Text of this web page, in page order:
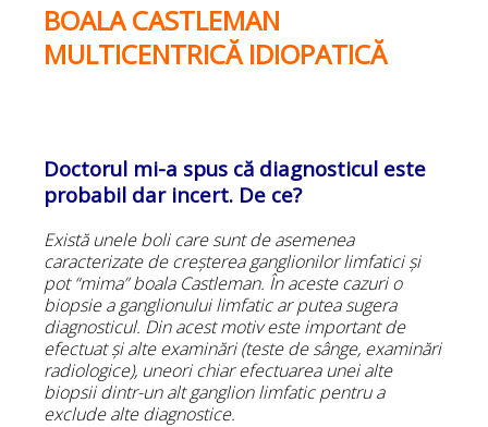
BOALA CASTLEMAN
MULTICENTRICĂ IDIOPATICĂ
Doctorul mi-a spus că diagnosticul este
probabil dar incert. De ce?
Există unele boli care sunt de asemenea
caracterizate de creșterea ganglionilor limfatici și
pot“mima” boala Castleman. În aceste cazuri o
biopsie a ganglionului limfatic ar putea sugera
diagnosticul. Din acest motiv este important de
efectuat și alte examinări (teste de sânge, examinări
radiologice), uneori chiar efectuarea unei alte
biopsii dintr-un alt ganglion limfatic pentru a
exclude alte diagnostice.